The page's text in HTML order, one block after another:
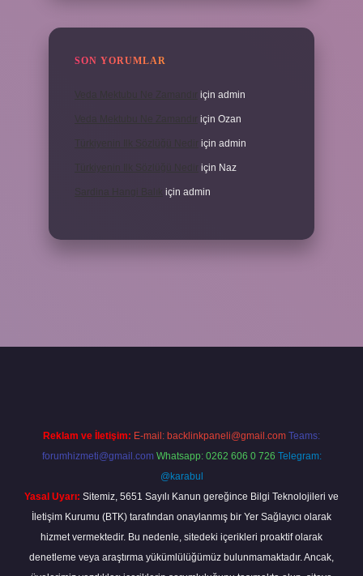
SON YORUMLAR
için admin
için Ozan
için admin
için Naz
için admin
Reklam ve İletişim: E-mail: backlinkpaneli@gmail.com Teams:
forumhizmeti@gmail.com Whatsapp: 0262 606 0 726 Telegram:
@karabul
Yasal Uyarı: Sitemiz, 5651 Sayılı Kanun gereğince Bilgi Teknolojileri ve
İletişim Kurumu (BTK) tarafından onaylanmış bir Yer Sağlayıcı olarak
hizmet vermektedir. Bu nedenle, sitedeki içerikleri proaktif olarak
denetleme veya araştırma yükümlülüğümüz bulunmamaktadır. Ancak,